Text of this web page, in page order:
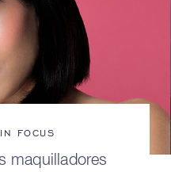
FOCUS
maquilladores